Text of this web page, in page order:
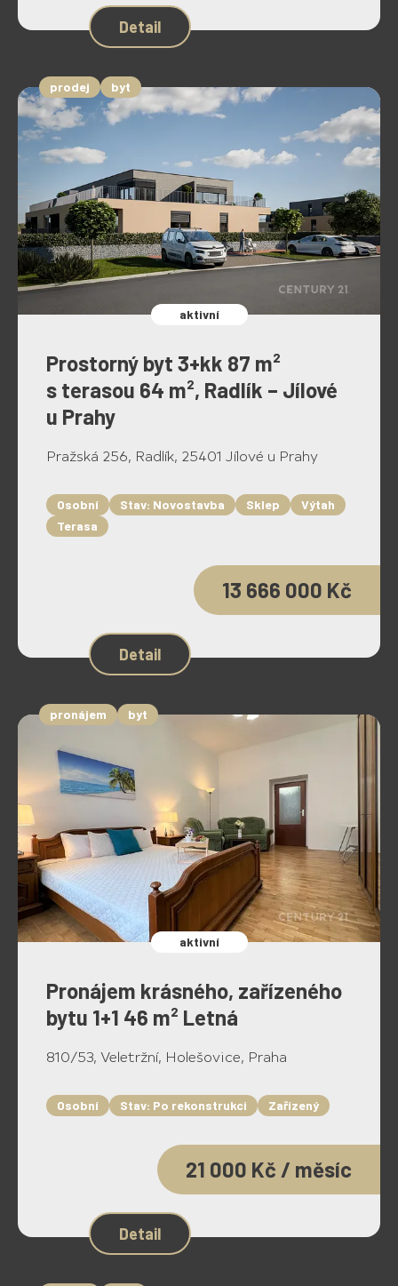
Detail
prodej byt
aktivní
Prostorný byt 3+kk 87 m²
s terasou 64 m², Radlík – Jílové
u Prahy
Pražská 256, Radlík, 25401 Jílové u Prahy
Osobní Stav: Novostavba Sklep
Výtah
Terasa
13 666 000 Kč
Detail
pronájem byt
aktivní
Pronájem krásného, zařízeného
bytu 1+1 46 m² Letná
810/53, Veletržní, Holešovice, Praha
Osobní Stav: Po rekonstrukci Zařízený
21 000 Kč / měsíc
Detail